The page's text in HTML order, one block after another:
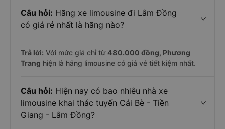
Câu hỏi: Hãng xe limousine đi Lâm Đồng
có giá rẻ nhất là hãng nào?
Trả lời: Với mức giá chỉ từ480.000 đồng, Phương
Trang hiện là hãng limousine có giá vé tiết kiệm nhất.
Câu hỏi: Hiện nay có bao nhiêu nhà xe
limousine khai thác tuyến Cái Bè - Tiền
Giang - Lâm Đồng?